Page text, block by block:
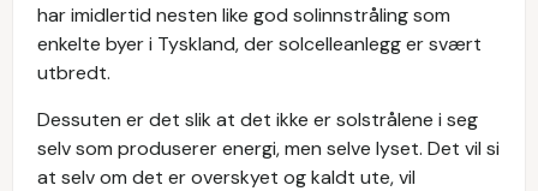
har imidlertid nesten like god solinnstråling som
enkelte byer i Tyskland, der solcelleanlegg er svært
utbredt.
Dessuten er det slik at det ikke er solstrålene i seg
selv som produserer energi, men selve lyset. Det vil si
at selv om det er overskyet og kaldt ute, vil